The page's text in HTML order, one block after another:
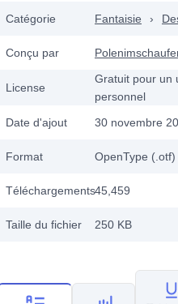
Catégorie Fantaisie ›
Conçu par
License
Gratuit pour un
personnel
Date d'ajout
30 novembre
Format OpenType (.otf)
Téléchargements45,459
Taille du fichier 250 KB